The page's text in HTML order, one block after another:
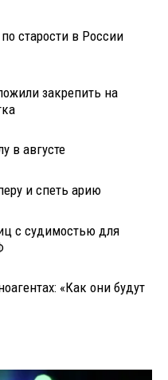
старости в России
закрепить на
в августе
и спеть арию
с судимостью для
«Как они будут